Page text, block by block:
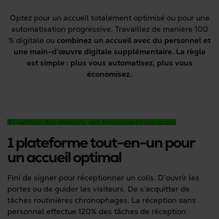
Optez pour un accueil totalement optimisé ou pour une
automatisation progressive. Travaillez de manière 100
% digitale ou combinez un accueil avec du personnel et
une main-d’œuvre digitale supplémentaire. La règle
est simple : plus vous automatisez, plus vous
économisez.
#1 Gestion des visiteurs, des livraisons et des accès
1 plateforme tout-en-un pour
un accueil optimal
Fini de signer pour réceptionner un colis. D’ouvrir les
portes ou de guider les visiteurs. De s’acquitter de
tâches routinières chronophages. La réception sans
personnel effectue 120% des tâches de réception